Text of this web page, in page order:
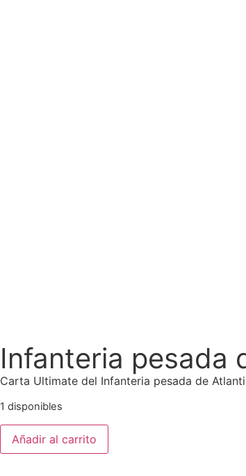
Infanteria pesada
Carta Ultimate del Infanteria pesada de
1 disponibles
Añadir al carrito